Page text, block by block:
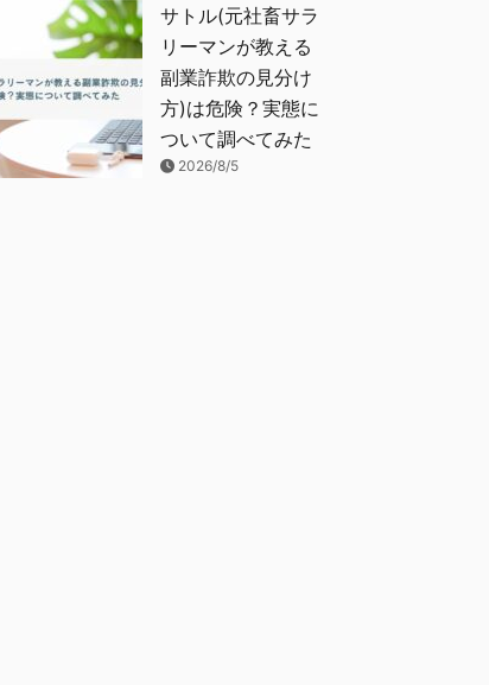
サトル(元社畜サラ
リーマンが教える
副業詐欺の見分け
方)は危険？実態に
ついて調べてみた
2026/8/5